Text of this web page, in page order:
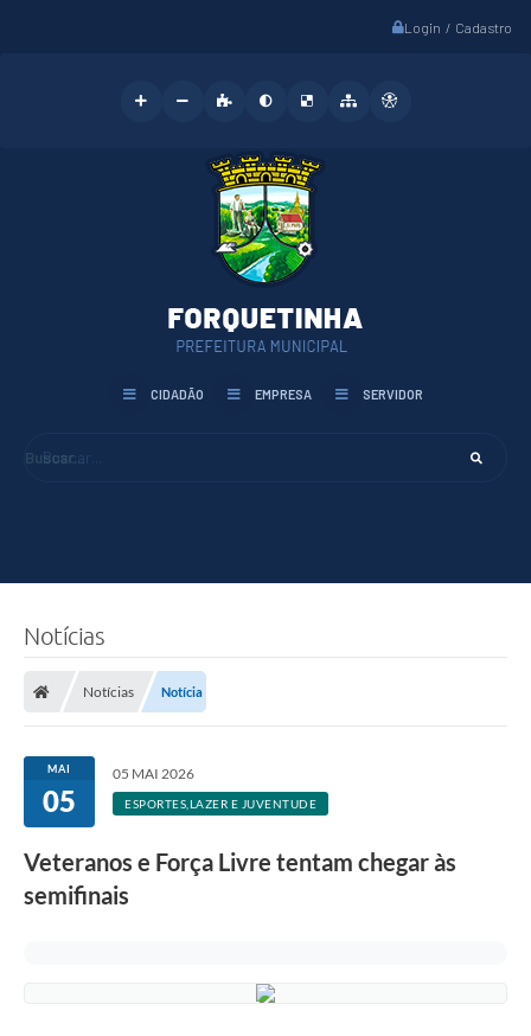
Login / Cadastro
Buscar...
CIDADÃO EMPRESA SERVIDOR
Notícias
Notícias Notícia
MAI
05
05 MAI 2026
ESPORTES,LAZER E JUVENTUDE
Veteranos e Força Livre tentam chegar às
semifinais